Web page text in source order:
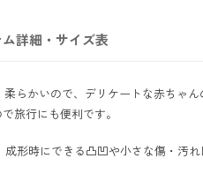
詳細・サイズ表
らかいので、デリケートな赤ちゃ
旅行にも便利です。
形時にできる凸凹や小さな傷・汚れ